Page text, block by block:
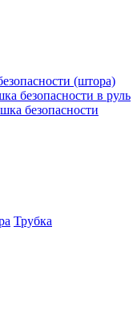
(штора)
безопасности в руль
безопасности
Трубка